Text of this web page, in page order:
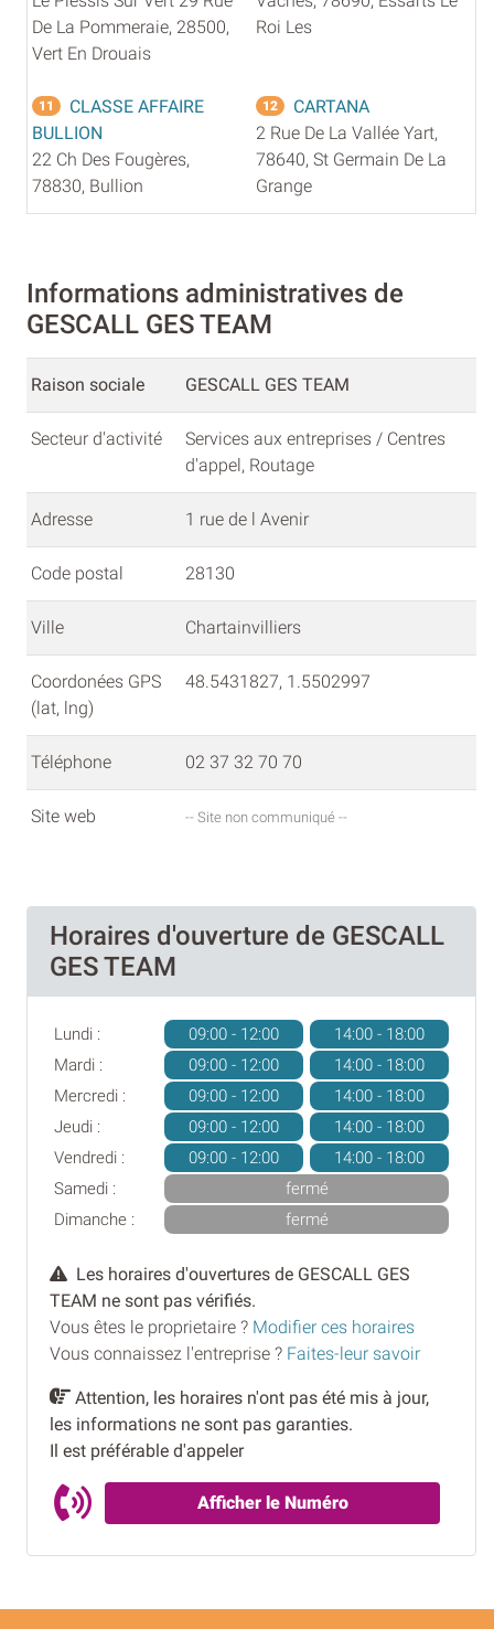
De La Pommeraie, 28500,
Vert En Drouais
Roi Les
11
CLASSE AFFAIRE
BULLION
22 Ch Des Fougères,
78830, Bullion
12
CARTANA
2 Rue De La Vallée Yart,
78640, St Germain De La
Grange
Informations administratives de
GESCALL GES TEAM
Raison sociale GESCALL GES TEAM
Secteur d'activité
Services aux entreprises / Centres
d'appel, Routage
Adresse 1 rue de l Avenir
Code postal 28130
Ville Chartainvilliers
Coordonées GPS
(lat, lng)
48.5431827, 1.5502997
Téléphone 02 37 32 70 70
Site web -- Site non communiqué --
Horaires d'ouverture de GESCALL
GES TEAM
Lundi : 09:00 - 12:00
14:00 - 18:00
Mardi :
09:00 - 12:00
14:00 - 18:00
Mercredi :
09:00 - 12:00
14:00 - 18:00
Jeudi :
09:00 - 12:00
14:00 - 18:00
Vendredi :
09:00 - 12:00
14:00 - 18:00
Samedi :
fermé
Dimanche :
fermé
Les horaires d'ouvertures de GESCALL GES
TEAM ne sont pas vérifiés.
Vous êtes le proprietaire ? Modifier ces horaires
Vous connaissez l'entreprise ? Faites-leur savoir
Attention, les horaires n'ont pas été mis à jour,
les informations ne sont pas garanties.
Il est préférable d'appeler
Afficher le Numéro